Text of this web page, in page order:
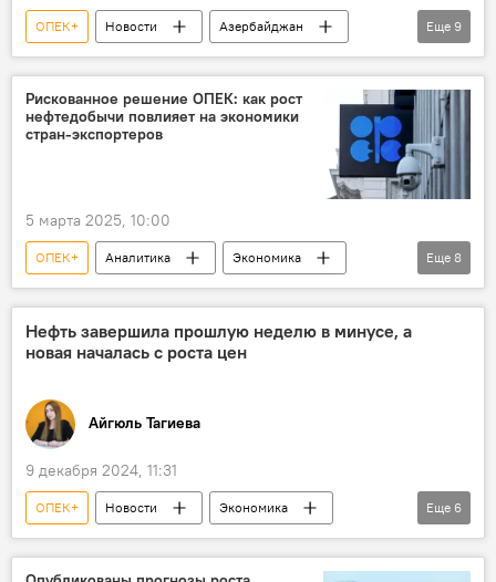
ОПЕК+ Новости
Азербайджан
Экономика
энергетика
Нефть
Цена нефти
Azeri Light
WTI Фьючерсы
Еще 9
Рискованное решение ОПЕК: как рост
нефтедобычи повлияет на экономики
стран-экспортеров
5 марта 2025, 10:00
ОПЕК+ Аналитика
Экономика
нефтегазовая отрасль
Добыча нефти
Эксперт
Дональд Трамп
Фьючерсы
Еще 8
Нефть завершила прошлую неделю в минусе, а
новая началась с роста цен
Айгюль Тагиева
9 декабря 2024, 11:31
ОПЕК+ Новости
Экономика
энергетика
Цена нефти
Фьючерсы
WTI
Еще 6